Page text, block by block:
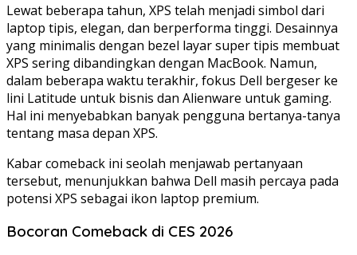
Lewat beberapa tahun, XPS telah menjadi simbol dari
laptop tipis, elegan, dan berperforma tinggi. Desainnya
yang minimalis dengan bezel layar super tipis membuat
XPS sering dibandingkan dengan MacBook. Namun,
dalam beberapa waktu terakhir, fokus Dell bergeser ke
lini Latitude untuk bisnis dan Alienware untuk gaming.
Hal ini menyebabkan banyak pengguna bertanya-tanya
tentang masa depan XPS.
Kabar comeback ini seolah menjawab pertanyaan
tersebut, menunjukkan bahwa Dell masih percaya pada
potensi XPS sebagai ikon laptop premium.
Bocoran Comeback di CES 2026